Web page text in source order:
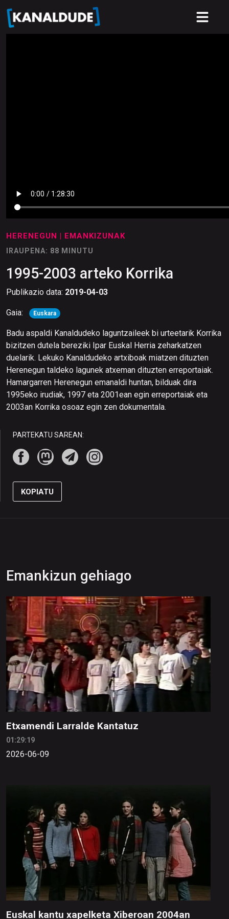
HERENEGUN | EMANKIZUNAK
IRAUPENA: 88 MINUTU
1995-2003 arteko Korrika
Publikazio data: 2019-04-03
Gaia: Euskara
Badu aspaldi Kanaldudeko laguntzaileek bi urteetarik Korrika
bizitzen dutela bereziki Ipar Euskal Herria zeharkatzen
duelarik. Lekuko Kanaldudeko artxiboak miatzen dituzten
Herenegun taldeko lagunek atxeman dituzten erreportaiak.
Hamargarren Herenegun emanaldi huntan, bilduak dira
1995eko irudiak, 1997 eta 2001ean egin erreportaiak eta
2003an Korrika osoaz egin zen dokumentala.
PARTEKATU SAREAN:
KOPIATU
Emankizun gehiago
Etxamendi Larralde Kantatuz
01:29:19
2026-06-09
Euskal kantu xapelketa Xiberoan 2004an